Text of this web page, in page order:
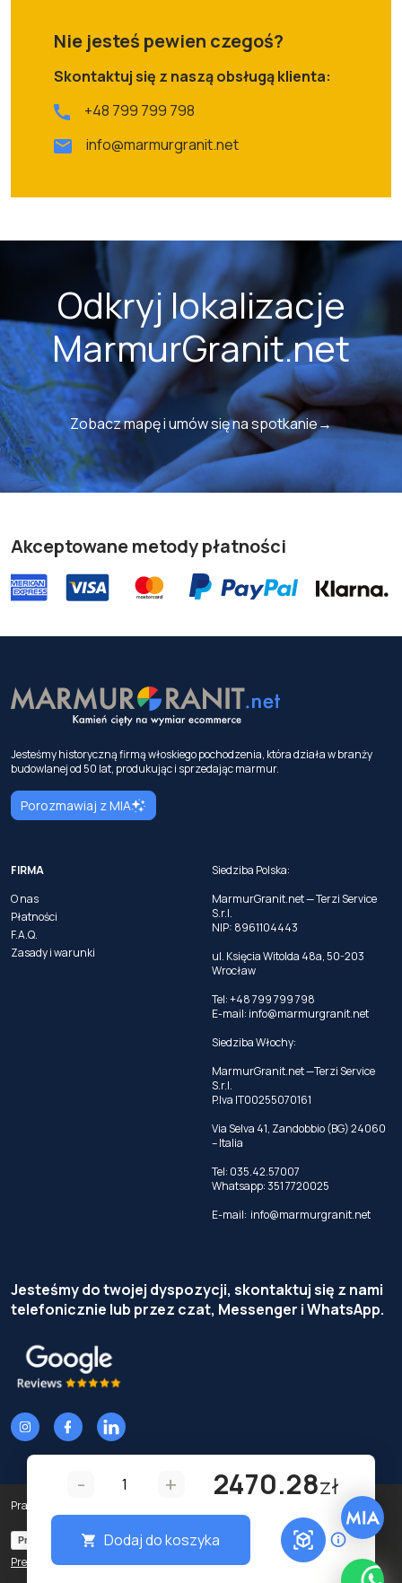
Nie jesteś pewien czegoś?
Skontaktuj się z naszą obsługą klienta:
+48 799 799 798
info@marmurgranit.net
- + 2470.28zł
Dodaj do koszyka
Odkryj lokalizacje
MarmurGranit.net
Zobacz mapę i umów się na spotkanie→
Akceptowane metody płatności
Jesteśmy historyczną firmą włoskiego pochodzenia, która działa w branży
budowlanej od 50 lat, produkując i sprzedając marmur.
Porozmawiaj z MIA
FIRMA
O nas
Płatności
F.A.Q.
Zasady i warunki
Siedziba Polska:
MarmurGranit.net — Terzi Service
S.r.l.
NIP: 8961104443
ul. Księcia Witolda 48a, 50-203
Wrocław
Tel: +48 799 799 798
E-mail: info@marmurgranit.net
Siedziba Włochy:
MarmurGranit.net —Terzi Service
S.r.l.
P.Iva IT00255070161
Via Selva 41, Zandobbio (BG) 24060
– Italia
Tel: 035.42.57007
Whatsapp:351 7720025
E-mail: info@marmurgranit.net
Jesteśmy do twojej dyspozycji, skontaktuj się z nami
telefonicznie lub przez czat, Messenger i WhatsApp.
Prawa autorskie © Terzi Service S.r.l. — Wszelkie prawa zastrzeżone.
Privacy Policy Cookie Policy
Preferencje prywatności